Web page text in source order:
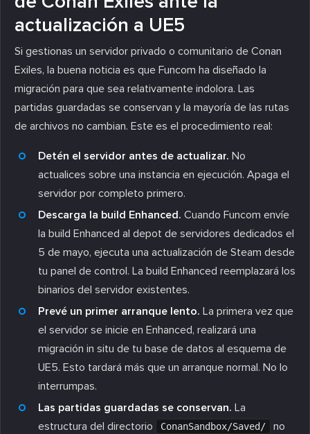
actualización a UE5
Si gestionas un servidor privado o comunitario de Conan
Exiles, la buena noticia es que Funcom ha diseñado la
migración para que sea relativamente indolora. Las
partidas guardadas se conservan y la mayoría de las rutas
de archivos no cambian. Este es el procedimiento real:
Detén el servidor antes de actualizar. No
actualices sobre una instancia en ejecución. Apaga el
servidor por completo primero.
Descarga la build Enhanced. Cuando Funcom envíe
la build Enhanced al depot de servidores dedicados el
5 de mayo, ejecuta una actualización de Steam desde
tu panel de control. La build Enhanced reemplazará los
binarios del servidor existentes.
Prevé un primer arranque lento. La primera vez que
el servidor se inicie en Enhanced, realizará una
migración in situ de tu base de datos al esquema de
UE5. Esto tardará más que un arranque normal. No lo
interrumpas.
Las partidas guardadas se conservan. La
estructura del directorio
ConanSandbox/Saved/
no